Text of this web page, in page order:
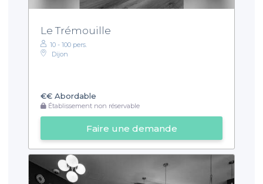
Le Trémouille
10 - 100 pers.
Dijon
€€ Abordable
Établissement non réservable
Faire une demande